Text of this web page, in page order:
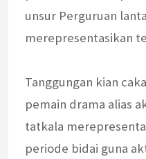
unsur Perguruan
merepresentasikan
Tanggungan kian
pemain drama alias
tatkala
periode bidai guna